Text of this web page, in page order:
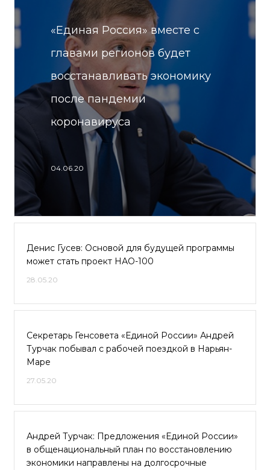
«Единая Россия» вместе с
главами регионов будет
восстанавливать экономику
после пандемии
коронавируса
04.06.20
Денис Гусев: Основой для будущей программы
может стать проект НАО-100
28.05.20
Секретарь Генсовета «Единой России» Андрей
Турчак побывал с рабочей поездкой в Нарьян-
Маре
27.05.20
Андрей Турчак: Предложения «Единой России»
в общенациональный план по восстановлению
экономики направлены на долгосрочные